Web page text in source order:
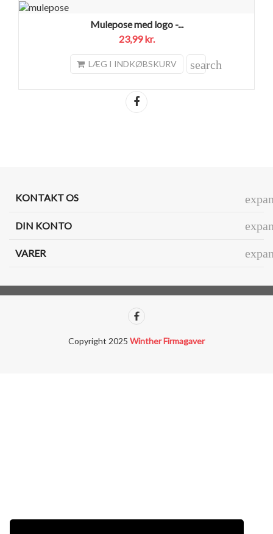
Mulepose med logo -...
23,99 kr.
LÆG I INDKØBSKURV search
KONTAKT OS
DIN KONTO
VARER
Copyright 2025 Winther Firmagaver